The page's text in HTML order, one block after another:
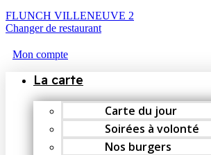
FLUNCH VILLENEUVE 2
Changer de restaurant
Mon compte
La carte
Carte du jour
Soirées à volonté
Nos burgers